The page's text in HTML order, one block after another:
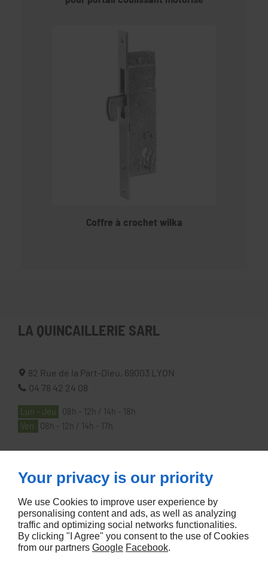
Coffre à crochet wilka
LA QUINCAILLERIE SARL
82 Rue de la Part-Dieu, 69003
LYON
04 78 42 24 08
Lun - Jeu
08h - 12h / 14h - 18h
Ven
08h - 12h / 14h - 17h
À PROPOS
Accueil
Contactez-nous
Mentions légales
Plan du site
Your privacy is our priority
We use Cookies to improve user experience by
personalising content and ads, as well as analyzing
traffic and optimizing social networks functionalities.
By clicking "I Agree" you consent to the use of Cookies
from our partners Google Facebook.